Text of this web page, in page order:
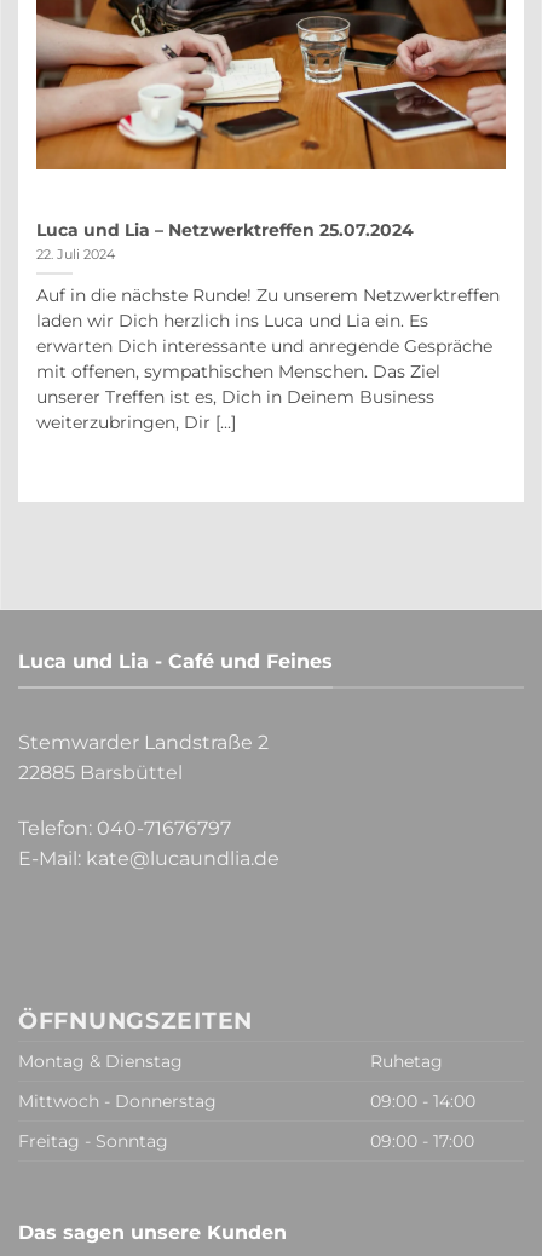
Luca und Lia – Netzwerktreffen 25.07.2024
22. Juli 2024
Auf in die nächste Runde! Zu unserem Netzwerktreffen
laden wir Dich herzlich ins Luca und Lia ein. Es
erwarten Dich interessante und anregende Gespräche
mit offenen, sympathischen Menschen. Das Ziel
unserer Treffen ist es, Dich in Deinem Business
weiterzubringen, Dir [...]
Luca und Lia - Café und Feines
Stemwarder Landstraße 2
22885 Barsbüttel
Telefon: 040-71676797
E-Mail: kate@lucaundlia.de
ÖFFNUNGSZEITEN
Montag & Dienstag
Ruhetag
Mittwoch - Donnerstag
09:00 - 14:00
Freitag - Sonntag
09:00 - 17:00
Das sagen unsere Kunden